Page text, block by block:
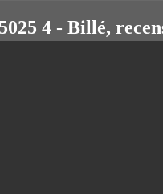
4 - Billé,